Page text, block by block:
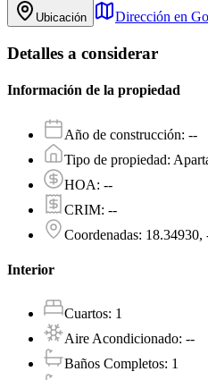
Ubicación Dirección en
Detalles a considerar
Información de la propiedad
Año de construcción: --
Tipo de propiedad:
HOA: --
CRIM: --
Coordenadas: 18.34930,
Interior
Cuartos: 1
Aire Acondicionado: --
Baños Completos: 1